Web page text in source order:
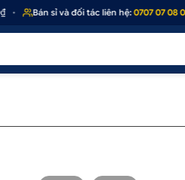
• Bán sỉ và đối tác liên hệ:0707 07 08 09